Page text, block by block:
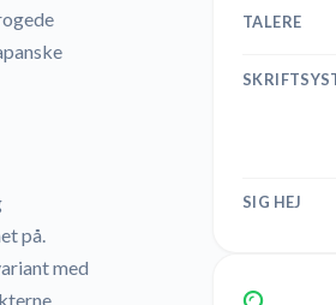
på.
med
TALERE
SIG HEJ